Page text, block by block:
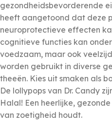
gezondheidsbevorderende
heeft aangetoond dat deze
neuroprotectieve effecten
cognitieve functies kan
voedzaam, maar ook
worden gebruikt in diverse
theeën. Kies uit smaken als
De lollypops van Dr. Candy
Halal! Een heerlijke,
van zoetigheid houdt.